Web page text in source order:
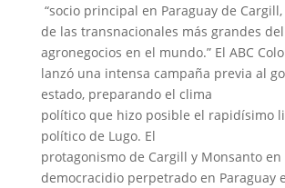
“socio principal en Paraguay de
de las transnacionales más grandes del
agronegocios en el mundo.” El ABC
lanzó una intensa campaña previa al
estado, preparando el clima
político que hizo posible el rapidísimo
político de Lugo. El
protagonismo de Cargill y Monsanto en
democracidio perpetrado en Paraguay